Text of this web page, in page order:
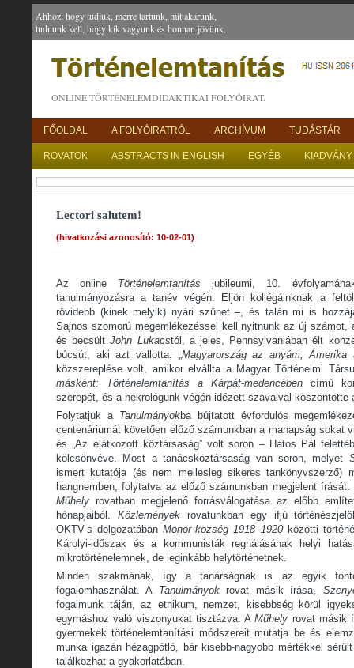
Ahhoz, hogy tudjuk, merre tartunk, mit akarunk,
tudnunk kell, hogy kik vagyunk és honnan jövünk.
ONLINE TÖRTÉNELEMDIDAKTIKAI FOLYÓIRAT.
FŐOLDAL A FOLYÓIRATRÓL ARCHÍVUM TUDÁSTÁR
ROVATOK ABSTRACTS IN ENGLISH EGYÉB
Lectori salutem!
(hivatkozási azonosító: 10-02-01)
Az online Történelemtanítás jubileumi, 10.
tanulmányozásra a tanév végén. Eljön kollégáinknak a
rövidebb (kinek melyik) nyári szünet –, és talán mi is
Sajnos szomorú megemlékezéssel kell nyitnunk az új
és becsültJohn Lukacstól, a jeles, Pennsylvaniában élt
búcsút, aki azt vallotta: „Magyarország az anyám, Amerika
közszereplése volt, amikor elvállta a Magyar Történelmi
másként: Történelemtanítás a Kárpát-medencében című
szerepét, és a nekrológunk végén idézett szavaival köszöntötte
Folytatjuk a Tanulmányokba bújtatott évfordulós
centenáriumát követően előző számunkban a manapság sokat
és „Az elátkozott köztársaság” volt soron – Hatos Pál
kölcsönvéve. Most a tanácsköztársaság van soron, melyet
ismert kutatója (és nem mellesleg sikeres tankönyvszerző)
hangnemben, folytatva az előző számunkban megjelent
Műhely rovatban megjelenő forrásválogatása az előbb
hónapjaiból. Közleményekrovatunkban egy ifjú
OKTV-s dolgozatában Monor község 1918–1920 közötti
Károlyi-időszak és a kommunisták regnálásának helyi
mikrotörténelemnek, de leginkább helytörténetnek.
Minden szakmának, így a tanárságnak is az egyik
fogalomhasználat. A Tanulmányokrovat másik írása,
fogalmunk táján, az etnikum, nemzet, kisebbség körül
egymáshoz való viszonyukat tisztázva. AMűhely rovat másik
gyermekek történelemtanítási módszereit mutatja be és
munka igazán hézagpótló, bár kisebb-nagyobb mértékkel
találkozhat a gyakorlatában.